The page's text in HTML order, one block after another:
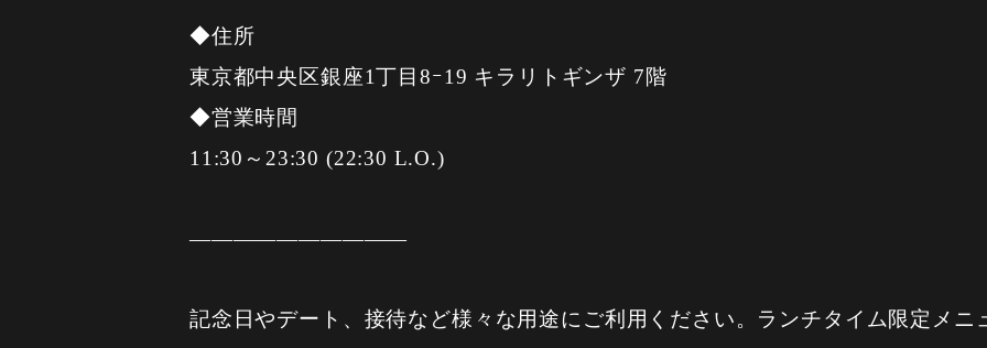
◆住所
東京都中央区銀座1丁目8ｰ19 キラリトギンザ 7階
◆営業時間
11:30～23:30 (22:30 L.O.)
——————————
記念日やデート、接待など様々な用途にご利用ください。ランチタイム限定メニ